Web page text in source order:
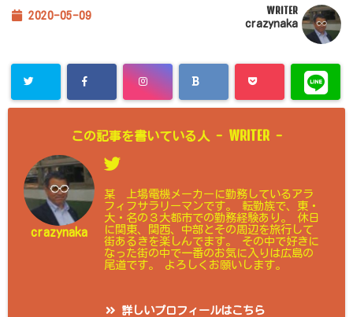
2020-05-09
WRITER
crazynaka
この記事を書いている人 - WRITER -
crazynaka
某 上場電機メーカーに勤務しているアラ
フィフサラリーマンです。 転勤族で、東・
大・名の３大都市での勤務経験あり。 休日
に関東、関西、中部とその周辺を旅行して
街あるきを楽しんでます。 その中で好きに
なった街の中で一番のお気に入りは広島の
尾道です。 よろしくお願いします。
詳しいプロフィールはこちら